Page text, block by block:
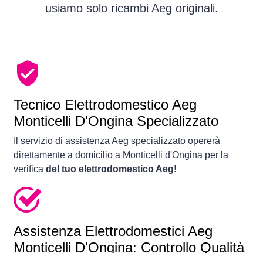
usiamo solo ricambi Aeg originali.
Tecnico Elettrodomestico Aeg
Monticelli D'Ongina Specializzato
Il servizio di assistenza Aeg specializzato opererà
direttamente a domicilio a Monticelli d'Ongina per la
verifica del tuo elettrodomestico Aeg!
Assistenza Elettrodomestici Aeg
Monticelli D'Ongina: Controllo Qualità